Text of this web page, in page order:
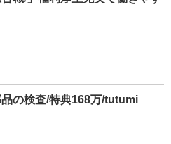
品の検査/特典168万/tutumi